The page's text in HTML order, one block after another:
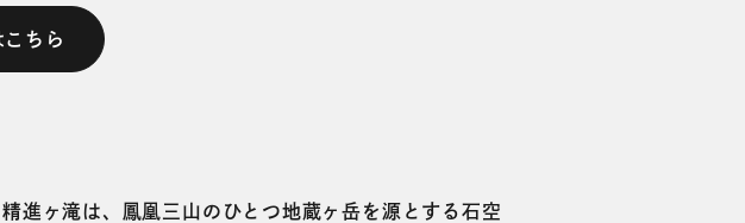
ちら
精進ヶ滝は、鳳凰三山のひとつ地蔵ヶ岳を源とする石空